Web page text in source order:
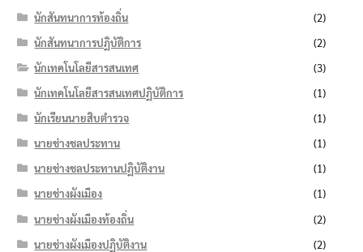
นักสันทนาการท้องถิ่น
(2)
นักสันทนาการปฏิบัติการ
(2)
นักเทคโนโลยีสารสนเทศ
(3)
นักเทคโนโลยีสารสนเทศปฏิบัติการ
(1)
นักเรียนนายสิบตำรวจ
(1)
นายช่างชลประทาน
(1)
นายช่างชลประทานปฏิบัติงาน
(1)
นายช่างผังเมือง
(1)
นายช่างผังเมืองท้องถิ่น
(2)
นายช่างผังเมืองปฏิบัติงาน
(2)